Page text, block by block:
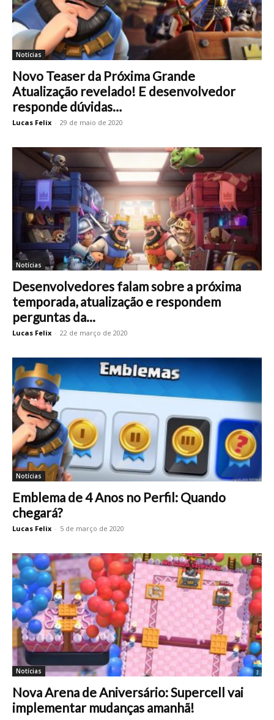
Notícias
Novo Teaser da Próxima Grande
Atualização revelado! E desenvolvedor
responde dúvidas…
Lucas Felix - 29 de maio de 2020
Notícias
Desenvolvedores falam sobre a próxima
temporada, atualização e respondem
perguntas da...
Lucas Felix - 22 de março de 2020
Notícias
Emblema de 4 Anos no Perfil: Quando
chegará?
Lucas Felix - 5 de março de 2020
Notícias
Nova Arena de Aniversário: Supercell vai
implementar mudanças amanhã!